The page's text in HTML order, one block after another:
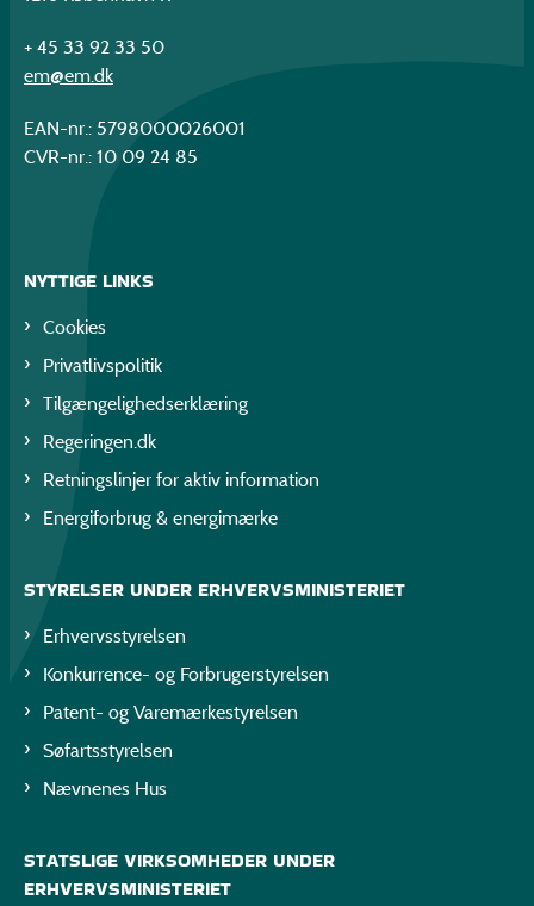
+ 45 33 92 33 50
em@em.dk
EAN-nr.: 5798000026001
CVR-nr.: 10 09 24 85
NYTTIGE LINKS
Cookies
Privatlivspolitik
Tilgængelighedserklæring
Regeringen.dk
Retningslinjer for aktiv information
Energiforbrug & energimærke
STYRELSER UNDER ERHVERVSMINISTERIET
Erhvervsstyrelsen
Konkurrence- og Forbrugerstyrelsen
Patent- og Varemærkestyrelsen
Søfartsstyrelsen
Nævnenes Hus
STATSLIGE VIRKSOMHEDER UNDER
ERHVERVSMINISTERIET